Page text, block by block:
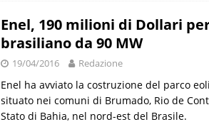
Enel, 190 milioni di Dollari
brasiliano da 90 MW
19/04/2016 Redazione
Enel ha avviato la costruzione del parco
situato nei comuni di Brumado, Rio de
Stato di Bahia, nel nord-est del Brasile.